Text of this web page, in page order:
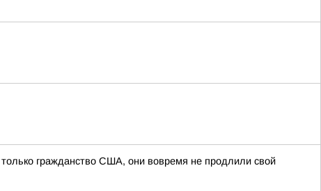
гражданство США, они вовремя не продлили свой